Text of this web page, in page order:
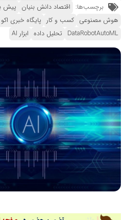
برچسب‌ها: اقتصاد دانش بنیان پیش
هوش مصنوعی کسب و کار پایگاه خبری
DataRobotAutoML تحلیل داده ابزار AI